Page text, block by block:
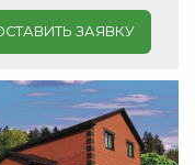
ЗАЯВКУ